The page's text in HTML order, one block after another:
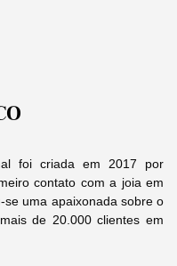
foi criada em 2017 por
contato com a joia em
uma apaixonada sobre o
de 20.000 clientes em